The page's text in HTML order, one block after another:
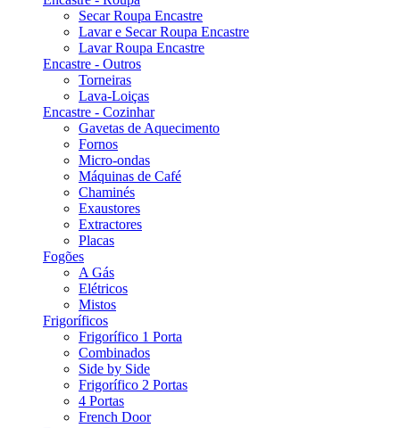
Secar Roupa Encastre
Lavar e Secar Roupa Encastre
Lavar Roupa Encastre
Encastre - Outros
Torneiras
Lava-Loiças
Encastre - Cozinhar
Gavetas de Aquecimento
Fornos
Micro-ondas
Máquinas de Café
Chaminés
Exaustores
Extractores
Placas
Fogões
A Gás
Elétricos
Mistos
Frigoríficos
Frigorífico 1 Porta
Combinados
Side by Side
Frigorífico 2 Portas
4 Portas
French Door